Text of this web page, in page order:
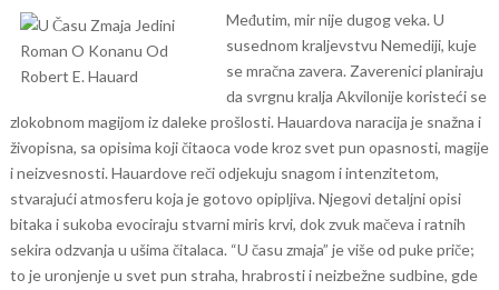
Međutim, mir nije dugog veka. U
susednom kraljevstvu Nemediji, kuje
se mračna zavera. Zaverenici planiraju
da svrgnu kralja Akvilonije koristeći se
zlokobnom magijom iz daleke prošlosti. Hauardova naracija je snažna i
živopisna, sa opisima koji čitaoca vode kroz svet pun opasnosti, magije
i neizvesnosti. Hauardove reči odjekuju snagom i intenzitetom,
stvarajući atmosferu koja je gotovo opipljiva. Njegovi detaljni opisi
bitaka i sukoba evociraju stvarni miris krvi, dok zvuk mačeva i ratnih
sekira odzvanja u ušima čitalaca. “U času zmaja” je više od puke priče;
to je uronjenje u svet pun straha, hrabrosti i neizbežne sudbine, gde